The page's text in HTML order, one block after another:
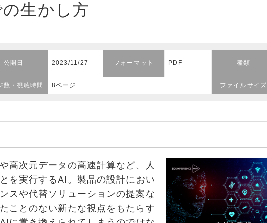
生かし方
公開日 2023/11/27 フォーマット PDF 種類
数・視聴時間 8ページ ファイルサイズ
高次元データの高速計算など、人
を実行するAI。製品の設計におい
スや代替ソリューションの提案な
ことのない新たな視点をもたらす